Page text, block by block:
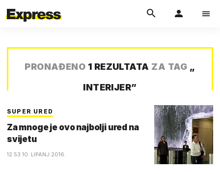
PRONAĐENO 1 REZULTATA ZA TAG „
INTERIJER”
SUPER URED
Za mnoge je ovo najbolji ured na
svijetu
12:53 10. LIPANJ 2016.